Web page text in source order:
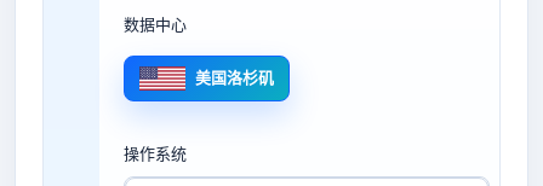
数据中心
美国洛杉矶
操作系统